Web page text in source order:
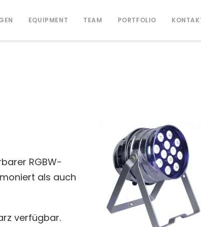
EQUIPMENT TEAM PORTFOLIO
RGBW-
als auch
verfügbar.